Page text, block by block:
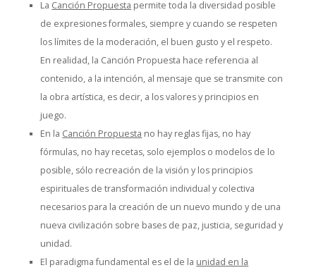
La Canción Propuesta permite toda la diversidad posible
de expresiones formales, siempre y cuando se respeten
los límites de la moderación, el buen gusto y el respeto.
En realidad, la Canción Propuesta hace referencia al
contenido, a la intención, al mensaje que se transmite con
la obra artística, es decir, a los valores y principios en
juego.
En la Canción Propuesta no hay reglas fijas, no hay
fórmulas, no hay recetas, solo ejemplos o modelos de lo
posible, sólo recreación de la visión y los principios
espirituales de transformación individual y colectiva
necesarios para la creación de un nuevo mundo y de una
nueva civilización sobre bases de paz, justicia, seguridad y
unidad.
El paradigma fundamental es el de la unidad en la